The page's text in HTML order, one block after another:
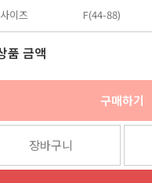
이즈 F(44-88)
품 금액
구매하기
장바구니